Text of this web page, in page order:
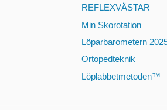
REFLEXVÄSTAR
Min Skorotation
Löparbarometern
Ortopedteknik
Löplabbetmetoden™